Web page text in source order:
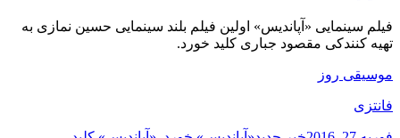
فیلم سینمایی «آپاندیس» اولین فیلم بلند سینمایی حسین نمازی به
تهیه کنندکی مقصود جباری کلید خورد.
موسیقی روز
فانتزی